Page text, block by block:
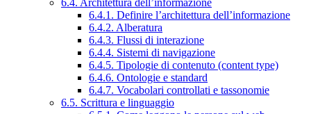
6.4.1. Definire l’architettura dell’informazione
6.4.2. Alberatura
6.4.3. Flussi di interazione
6.4.4. Sistemi di navigazione
6.4.5. Tipologie di contenuto (content type)
6.4.6. Ontologie e standard
6.4.7. Vocabolari controllati e tassonomie
6.5. Scrittura e linguaggio